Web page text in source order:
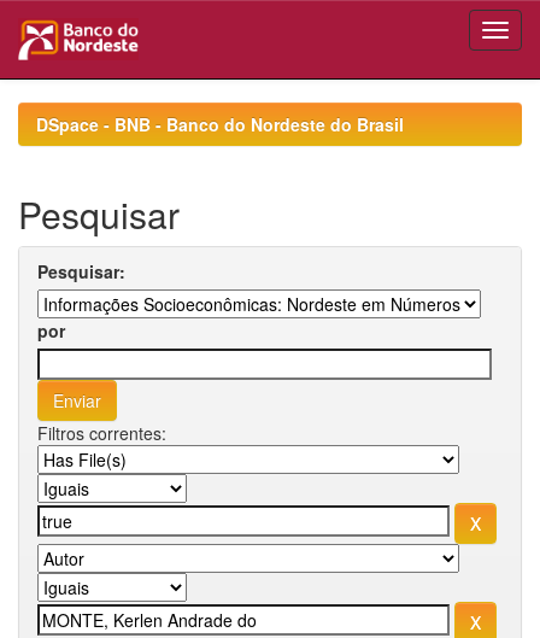
navigationDSpace - BNB - Banco do Nordeste do Brasil
Pesquisar
Pesquisar:
por
Filtros correntes: